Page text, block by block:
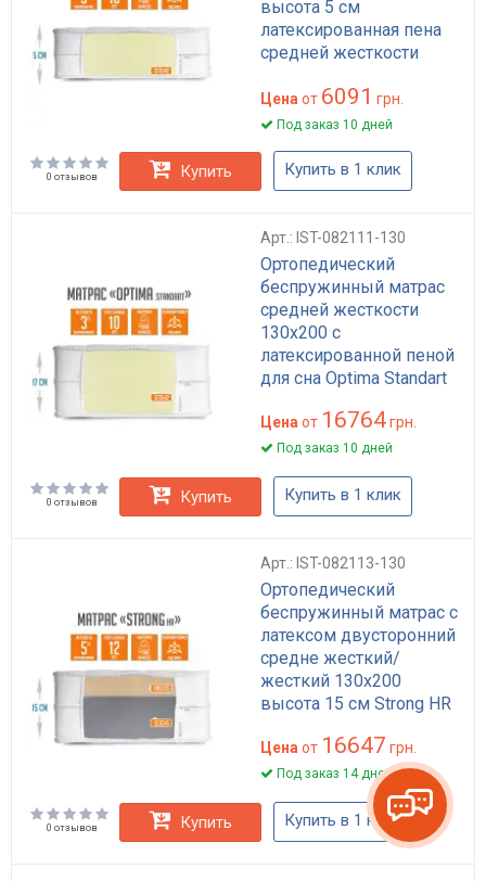
высота 5 см
латексированная пена
средней жесткости
Цена от 6091 грн.
Под заказ 10 дней
0 отзывов Купить Купить в 1 клик
Арт.: IST-082111-130
Ортопедический
беспружинный матрас
средней жесткости
130x200 с
латексированной пеной
для сна Optima Standart
Цена от 16764грн.
Под заказ 10 дней
0 отзывов Купить Купить в 1 клик
Арт.: IST-082113-130
Ортопедический
беспружинный матрас с
латексом двусторонний
средне жесткий/
жесткий 130x200
высота 15 см Strong HR
Цена от 16647 грн.
Под заказ 14 дней
0 отзывов Купить Купить в 1 клик